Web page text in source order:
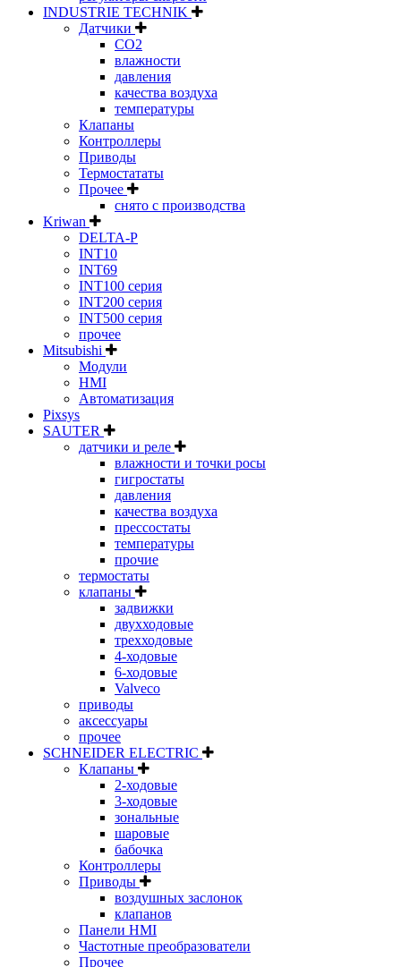
INDUSTRIE TECHNIK
Датчики
CO2
влажности
давления
качества воздуха
температуры
Клапаны
Контроллеры
Приводы
Термостататы
Прочее
снято с производства
Kriwan
DELTA-P
INT10
INT69
INT100 серия
INT200 серия
INT500 серия
прочее
Mitsubishi
Модули
HMI
Автоматизация
Pixsys
SAUTER
датчики и реле
влажности и точки росы
гигростаты
давления
качества воздуха
прессостаты
температуры
прочие
термостаты
клапаны
задвижки
двухходовые
трехходовые
4-ходовые
6-ходовые
Valveco
приводы
аксессуары
прочее
SCHNEIDER ELECTRIC
Клапаны
2-ходовые
3-ходовые
зональные
шаровые
бабочка
Контроллеры
Приводы
воздушных заслонок
клапанов
Панели HMI
Частотные преобразователи
Прочее